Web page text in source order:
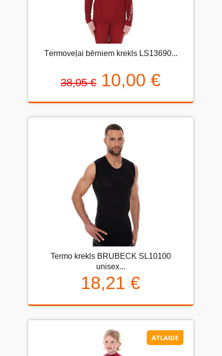
Тermoveļai bērniem krekls LS13690...
38,05 € 10,00 €
Termo krekls BRUBECK SL10100
unisex...
18,21 €
ATLAIDE